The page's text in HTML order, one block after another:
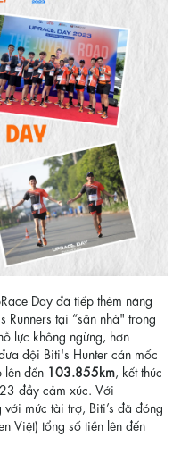
Day đã tiếp thêm năng
Runners tại “sân nhà" trong
lực không ngừng, hơn
đội Biti's Hunter cán mốc
đến 103.855km , kết thúc
đầy cảm xúc. Với
mức tài trợ, Biti’s đã đóng
Việt) tổng số tiền lên đến